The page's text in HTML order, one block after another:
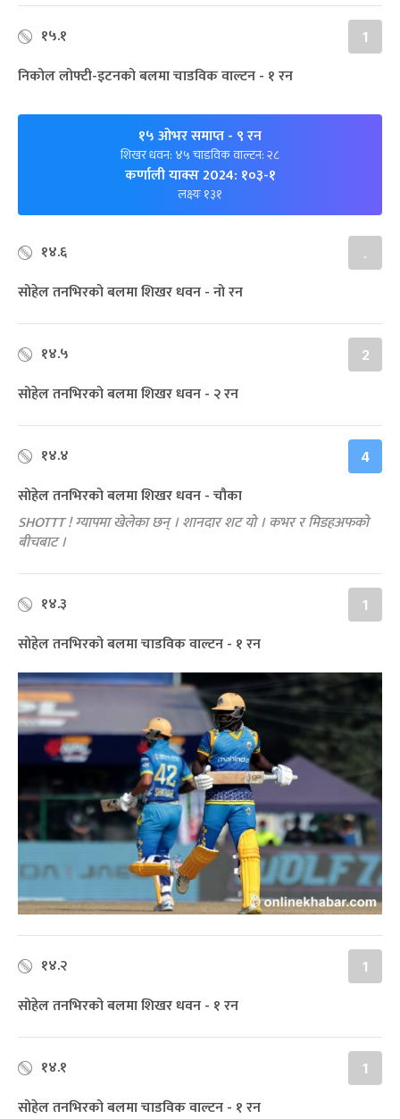
१५.१ 1
निकोल लोफ्टी-इटनको बलमा चाडविक वाल्टन - १ रन
१५ ओभर समाप्त- ९ रन
शिखर धवन: ४५ चाडविक वाल्टन: २८
कर्णाली याक्स 2024: १०३-१
लक्ष्यः १३१
१४.६ .
सोहेल तनभिरको बलमा शिखर धवन - नो रन
१४.५ 2
सोहेल तनभिरको बलमा शिखर धवन - २ रन
१४.४ 4
सोहेल तनभिरको बलमा शिखर धवन - चौका
SHOTTT ! ग्यापमा खेलेका छन् । शानदार शट यो । कभर र मिडहअफको
बीचबाट ।
१४.३ 1
सोहेल तनभिरको बलमा चाडविक वाल्टन - १ रन
१४.२ 1
सोहेल तनभिरको बलमा शिखर धवन - १ रन
१४.१ 1
सोहेल तनभिरको बलमा चाडविक वाल्टन - १ रन